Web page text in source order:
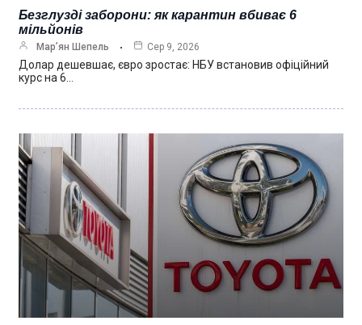
Безглузді заборони: як карантин вбиває 6
мільйонів
Мар’ян Шепель Сер 9, 2026
Долар дешевшає, євро зростає: НБУ встановив офіційний
курс на 6…